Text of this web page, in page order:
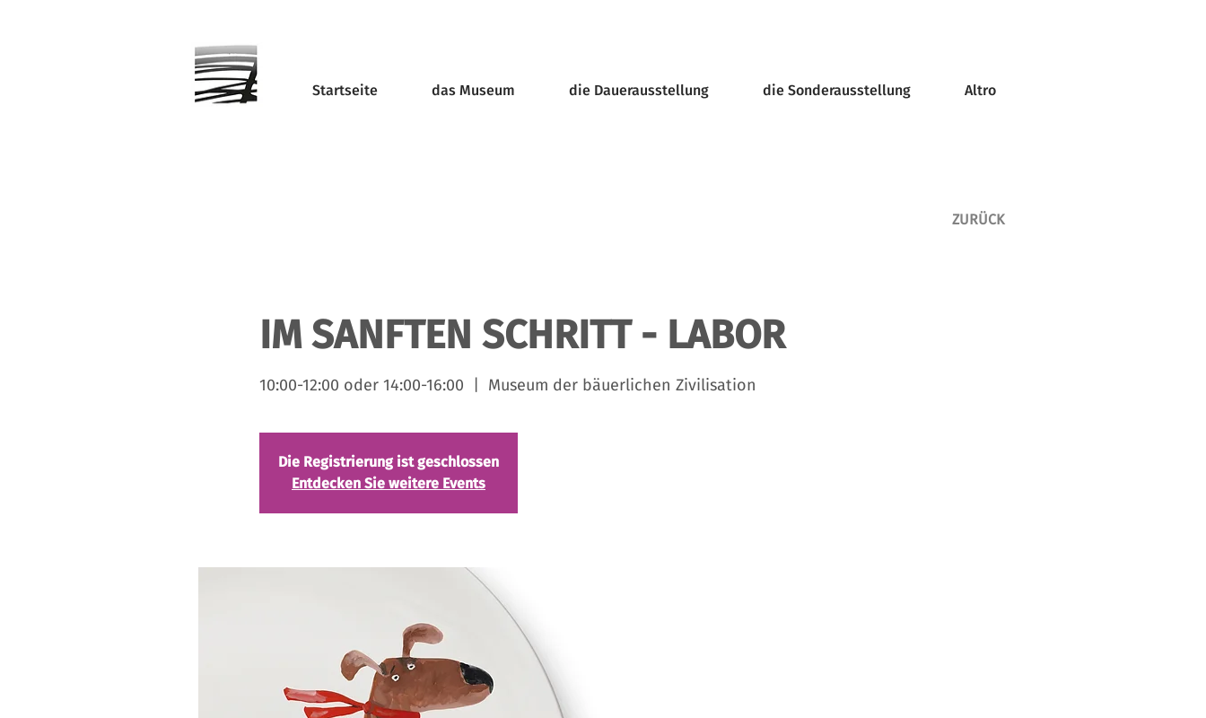
Startseite das Museum die Dauerausstellung die Sonderausstellung Altro
ZURÜCK
IM SANFTEN SCHRITT - LABOR
10:00-12:00 oder 14:00-16:00
  |
Museum der bäuerlichen Zivilisation
Die Registrierung ist geschlossen
Entdecken Sie weitere Events